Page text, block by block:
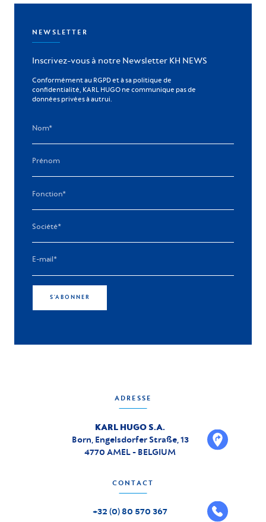
NEWSLETTER
Inscrivez-vous à notre Newsletter KH NEWS
Conformément au RGPD et à sa politique de
confidentialité, KARL HUGO ne communique pas de
données privées à autrui.
S'ABONNER
ADRESSE
KARL HUGO S.A.
Born, Engelsdorfer Straße, 13
4770 AMEL - BELGIUM
CONTACT
+32 (0) 80 570 367